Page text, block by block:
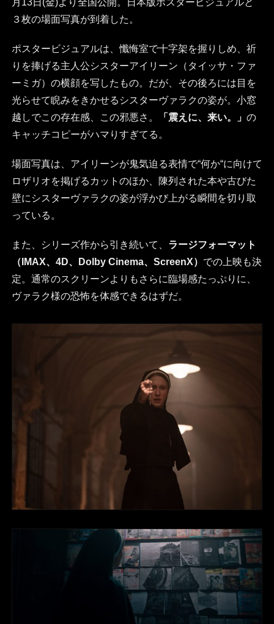
月13日(金)より全国公開。日本版ポスタービジュアルと
３枚の場面写真が到着した。
ポスタービジュアルは、懺悔室で十字架を握りしめ、祈
りを捧げる主人公シスターアイリーン（タイッサ・ファ
ーミガ）の横顔を写したもの。だが、その後ろには目を
光らせて睨みをきかせるシスターヴァラクの姿が。小窓
越しでこの存在感、この邪悪さ。
「震えに、来い。」 の
キャッチコピーがハマりすぎてる。
場面写真は、アイリーンが鬼気迫る表情で“何か“に向けて
ロザリオを掲げるカットのほか、陳列された本や古びた
壁にシスターヴァラクの姿が浮かび上がる瞬間を切り取
っている。
また、シリーズ作から引き続いて、 ラージフォーマット
（IMAX、4D、Dolby Cinema、ScreenX） での上映も決
定。通常のスクリーンよりもさらに臨場感たっぷりに、
ヴァラク様の恐怖を体感できるはずだ。